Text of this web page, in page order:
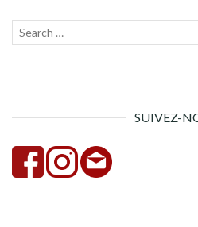
Recherche
SUIVEZ-